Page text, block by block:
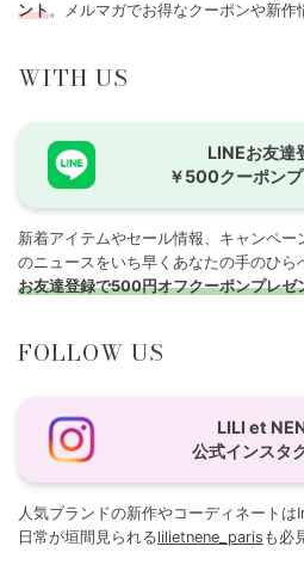
ント。メルマガでお得なクーポンや新作
WITH US
LINEお友達
￥500クーポンプ
新着アイテムやセール情報、キャンペ
のニュースをいち早くあなたの手のひら
お友達登録で500円オフクーポンプレゼ
FOLLOW US
LILI et
公式インスタ
人気ブランドの新作やコーディネート
日常が垣間見られるlilietnene_paris も必